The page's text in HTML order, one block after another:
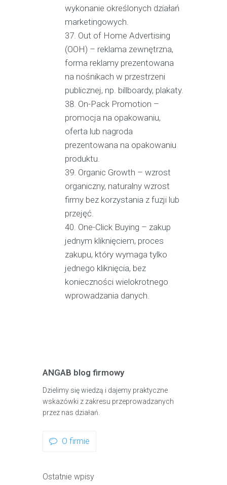
wykonanie określonych działań
marketingowych.
Out of Home Advertising
(OOH) – reklama zewnętrzna,
forma reklamy prezentowana
na nośnikach w przestrzeni
publicznej, np. billboardy, plakaty.
On-Pack Promotion –
promocja na opakowaniu,
oferta lub nagroda
prezentowana na opakowaniu
produktu.
Organic Growth – wzrost
organiczny, naturalny wzrost
firmy bez korzystania z fuzji lub
przejęć.
One-Click Buying – zakup
jednym kliknięciem, proces
zakupu, który wymaga tylko
jednego kliknięcia, bez
konieczności wielokrotnego
wprowadzania danych.
ANGAB blog firmowy
Dzielimy się wiedzą i dajemy praktyczne
wskazówki z zakresu przeprowadzanych
przez nas działań.
O firmie
Ostatnie wpisy